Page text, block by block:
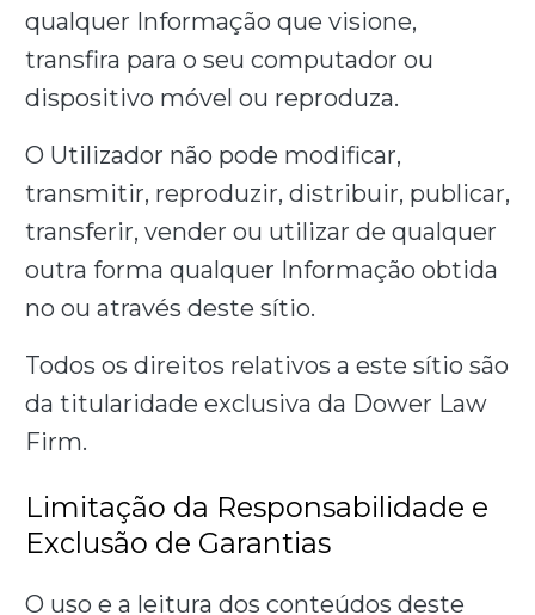
qualquer Informação que visione,
transfira para o seu computador ou
dispositivo móvel ou reproduza.
O Utilizador não pode modificar,
transmitir, reproduzir, distribuir, publicar,
transferir, vender ou utilizar de qualquer
outra forma qualquer Informação obtida
no ou através deste sítio.
Todos os direitos relativos a este sítio são
da titularidade exclusiva da Dower Law
Firm.
Limitação da Responsabilidade e
Exclusão de Garantias
O uso e a leitura dos conteúdos deste